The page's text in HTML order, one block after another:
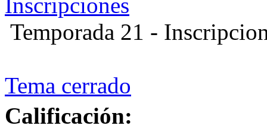
Temporada 21 -
Tema cerrado
Calificación: